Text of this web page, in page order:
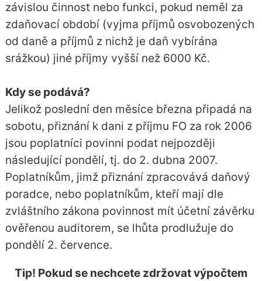
závislou činnost nebo funkci, pokud neměl za
zdaňovací období (vyjma příjmů osvobozených
od daně a příjmů z nichž je daň vybírána
srážkou) jiné příjmy vyšší než 6000 Kč.
Kdy se podává?
Jelikož poslední den měsíce března připadá na
sobotu, přiznání k dani z příjmu FO za rok 2006
jsou poplatníci povinni podat nejpozději
následující pondělí, tj. do 2. dubna 2007.
Poplatníkům, jimž přiznání zpracovává daňový
poradce, nebo poplatníkům, kteří mají dle
zvláštního zákona povinnost mít účetní závěrku
ověřenou auditorem, se lhůta prodlužuje do
pondělí 2. července.
Tip! Pokud se nechcete zdržovat výpočtem